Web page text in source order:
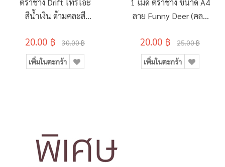
สีน้ำเงิน ด้ามคละสี
20.00 ฿ 30.00 ฿
เพิ่มในตะกร้า
ลาย Funny Deer (คละ
20.00 ฿ 25.00 ฿
เพิ่มในตะกร้า